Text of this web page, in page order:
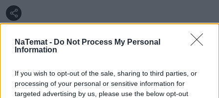
NaTemat - Do Not Process My Personal
Information
If you wish to opt-out of the sale, sharing to third parties, or
processing of your personal or sensitive information for
targeted advertising by us, please use the below opt-out
Obserwuj